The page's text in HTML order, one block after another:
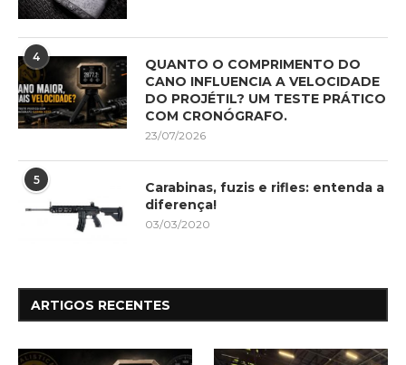
4
QUANTO O COMPRIMENTO DO
CANO INFLUENCIA A VELOCIDADE
DO PROJÉTIL? UM TESTE PRÁTICO
COM CRONÓGRAFO.
23/07/2026
5
Carabinas, fuzis e rifles: entenda a
diferença!
03/03/2020
ARTIGOS RECENTES